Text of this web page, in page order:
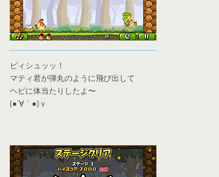
ピィシュッッ！
マティ君が弾丸のように飛び出して
ヘビに体当たりしたよ〜
(●´∀｀●)ｖ